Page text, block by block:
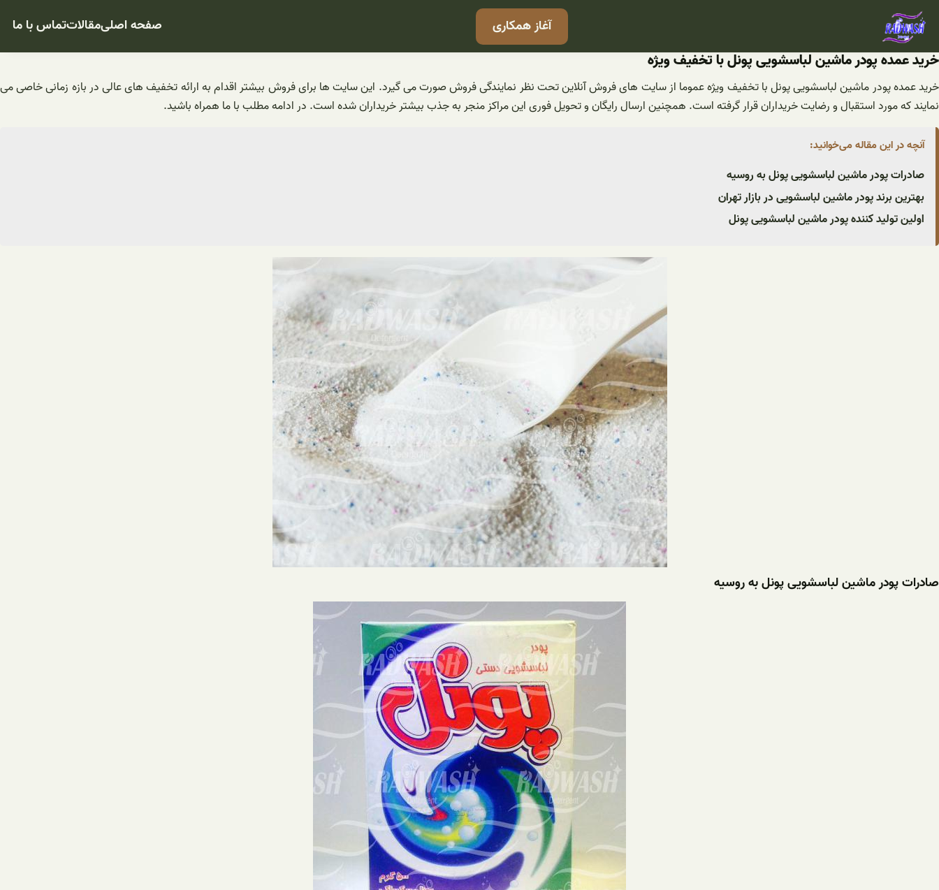
رفتن
آغاز همکاری صفحه اصلیمقالاتتماس با ما
خرید عمده پودر ماشین لباسشویی پونل با تخفیف ویژه
خرید عمده پودر ماشین لباسشویی پونل با تخفیف ویژه عموما از سایت های فروش آنلاین تحت نظر نمایندگی فروش صورت می گیرد. این سایت ها برای فروش بیشتر اقدام به ارائه تخفیف های عالی در بازه زمانی خاصی می
نمایند که مورد استقبال و رضایت خریداران قرار گرفته است. همچنین ارسال رایگان و تحویل فوری این مراکز منجر به جذب بیشتر خریداران شده است. در ادامه مطلب با ما همراه باشید.
آنچه در این مقاله می‌خوانید:
صادرات پودر ماشین لباسشویی پونل به روسیه
بهترین برند پودر ماشین لباسشویی در بازار تهران
اولین تولید کننده پودر ماشین لباسشویی پونل
صادرات پودر ماشین لباسشویی پونل به روسیه